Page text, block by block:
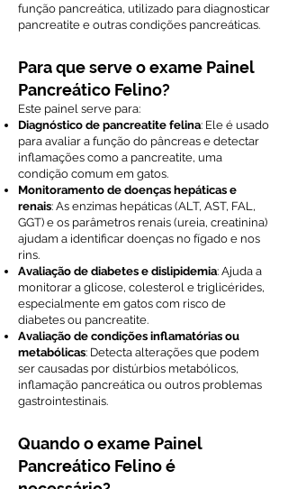
função pancreática, utilizado para diagnosticar
pancreatite e outras condições pancreáticas.
Para que serve o exame Painel
Pancreático Felino?
Este painel serve para:
Diagnóstico de pancreatite felina: Ele é usado
para avaliar a função do pâncreas e detectar
inflamações como a pancreatite, uma
condição comum em gatos.
Monitoramento de doenças hepáticas e
renais: As enzimas hepáticas (ALT, AST, FAL,
GGT) e os parâmetros renais (ureia, creatinina)
ajudam a identificar doenças no fígado e nos
rins.
Avaliação de diabetes e dislipidemia: Ajuda a
monitorar a glicose, colesterol e triglicérides,
especialmente em gatos com risco de
diabetes ou pancreatite.
Avaliação de condições inflamatórias ou
metabólicas: Detecta alterações que podem
ser causadas por distúrbios metabólicos,
inflamação pancreática ou outros problemas
gastrointestinais.
Quando o exame Painel
Pancreático Felino é